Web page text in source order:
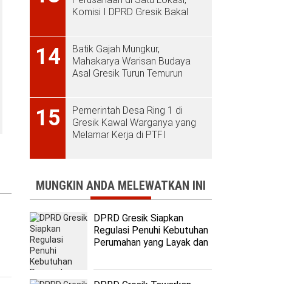
Komisi I DPRD Gresik Bakal
14
Batik Gajah Mungkur,
Mahakarya Warisan Budaya
Asal Gresik Turun Temurun
15
Pemerintah Desa Ring 1 di
Gresik Kawal Warganya yang
Melamar Kerja di PTFI
MUNGKIN ANDA MELEWATKAN INI
DPRD Gresik Siapkan
Regulasi Penuhi Kebutuhan
Perumahan yang Layak dan